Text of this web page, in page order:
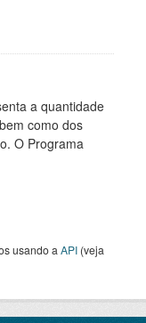
a quantidade
como dos
O Programa
usando a API (veja